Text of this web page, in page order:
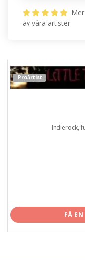
av våra artister
ProArtist
Indierock,
FÅ EN